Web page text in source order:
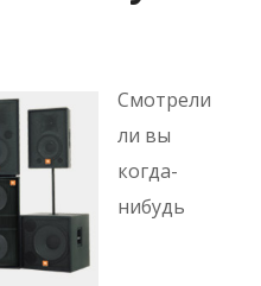
Смотрели
ли вы
когда-
нибудь